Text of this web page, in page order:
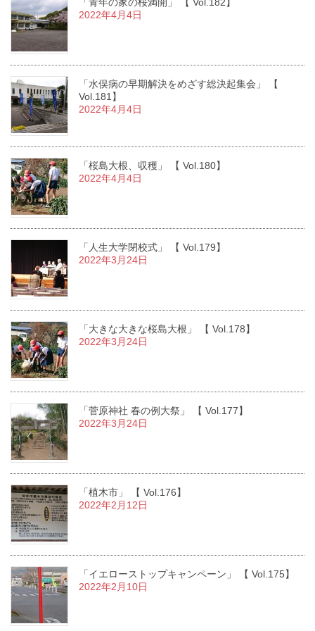
2022年4月4日
「水俣病の早期解決をめざす総決起集会」 【
Vol.181】
2022年4月4日
「桜島大根、収穫」 【 Vol.180】
2022年4月4日
「人生大学閉校式」 【 Vol.179】
2022年3月24日
「大きな大きな桜島大根」 【 Vol.178】
2022年3月24日
「菅原神社 春の例大祭」 【 Vol.177】
2022年3月24日
「植木市」 【 Vol.176】
2022年2月12日
「イエローストップキャンペーン」 【 Vol.175】
2022年2月10日